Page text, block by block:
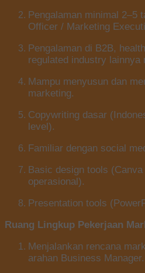
Pengalaman minimal 2–5
Officer / Marketing
Pengalaman di B2B,
regulated industry lainnya
Mampu menyusun dan
marketing.
Copywriting dasar
level).
Familiar dengan social
Basic design tools (Canva
operasional).
Presentation tools
Ruang Lingkup Pekerjaan
Menjalankan rencana
arahan Business Manager.